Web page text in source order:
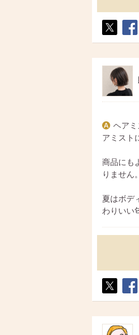
ト
ア
ヘア
アミスト
商品にも
りません
夏はボデ
わりいい
ト
ア